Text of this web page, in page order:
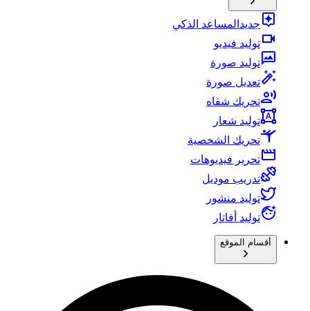
جديد المساعد الذكي
توليد فيديو
توليد صورة
تعديل صورة
تحريك شفاه
توليد شعار
تحريك الشخصية
تحرير فيديوهات
تدريب موديل
توليد منشور
توليد أفاتار
أقسام الموقع